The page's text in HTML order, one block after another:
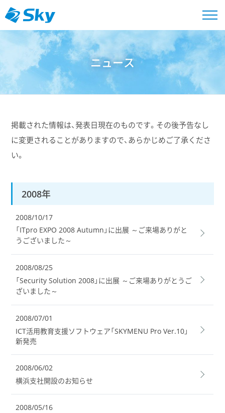
ニュース
掲載された情報は、発表日現在のものです。その後予告なし
に変更されることがありますので、あらかじめご了承くださ
い。
2008年
2008/10/17
「ITpro EXPO 2008 Autumn」に出展 ～ご来場ありがと
うございました～
2008/08/25
「Security Solution 2008」に出展 ～ご来場ありがとうご
ざいました～
2008/07/01
ICT活用教育支援ソフトウェア「SKYMENU Pro Ver.10」
新発売
2008/06/02
横浜支社開設のお知らせ
2008/05/16